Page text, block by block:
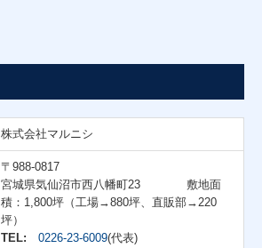
株式会社マルニシ
〒988-0817
宮城県気仙沼市西八幡町23 敷地面
積：1,800坪（工場→880坪、直販部→220
坪）
TEL: 0226-23-6009(代表)